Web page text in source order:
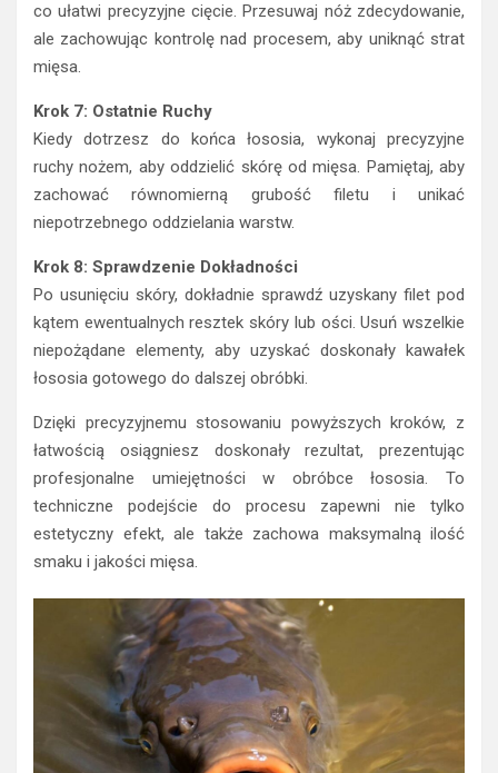
co ułatwi precyzyjne cięcie. Przesuwaj nóż zdecydowanie,
ale zachowując kontrolę nad procesem, aby uniknąć strat
mięsa.
Krok 7: Ostatnie Ruchy
Kiedy dotrzesz do końca łososia, wykonaj precyzyjne
ruchy nożem, aby oddzielić skórę od mięsa. Pamiętaj, aby
zachować równomierną grubość filetu i unikać
niepotrzebnego oddzielania warstw.
Krok 8: Sprawdzenie Dokładności
Po usunięciu skóry, dokładnie sprawdź uzyskany filet pod
kątem ewentualnych resztek skóry lub ości. Usuń wszelkie
niepożądane elementy, aby uzyskać doskonały kawałek
łososia gotowego do dalszej obróbki.
Dzięki precyzyjnemu stosowaniu powyższych kroków, z
łatwością osiągniesz doskonały rezultat, prezentując
profesjonalne umiejętności w obróbce łososia. To
techniczne podejście do procesu zapewni nie tylko
estetyczny efekt, ale także zachowa maksymalną ilość
smaku i jakości mięsa.